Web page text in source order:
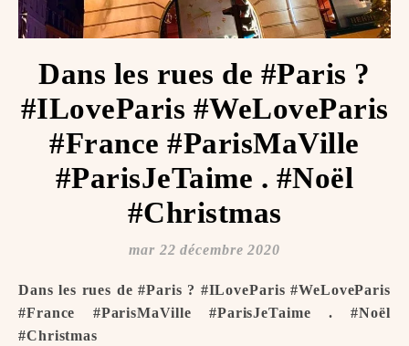
Dans les rues de #Paris ?
#ILoveParis #WeLoveParis
#France #ParisMaVille
#ParisJeTaime ️. #Noël
#Christmas
mar 22 décembre 2020
Dans les rues de #Paris ? #ILoveParis #WeLoveParis
#France #ParisMaVille #ParisJeTaime ️. #Noël
#Christmas